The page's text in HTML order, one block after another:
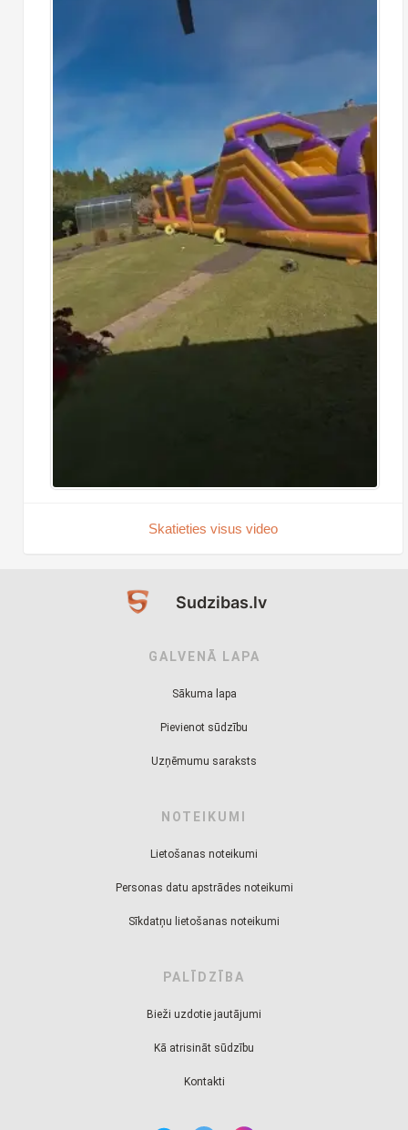
Skatieties visus video
Sudzibas.lv
GALVENĀ LAPA
Sākuma lapa
Pievienot sūdzību
Uzņēmumu saraksts
NOTEIKUMI
Lietošanas noteikumi
Personas datu apstrādes noteikumi
Sīkdatņu lietošanas noteikumi
PALĪDZĪBA
Bieži uzdotie jautājumi
Kā atrisināt sūdzību
Kontakti